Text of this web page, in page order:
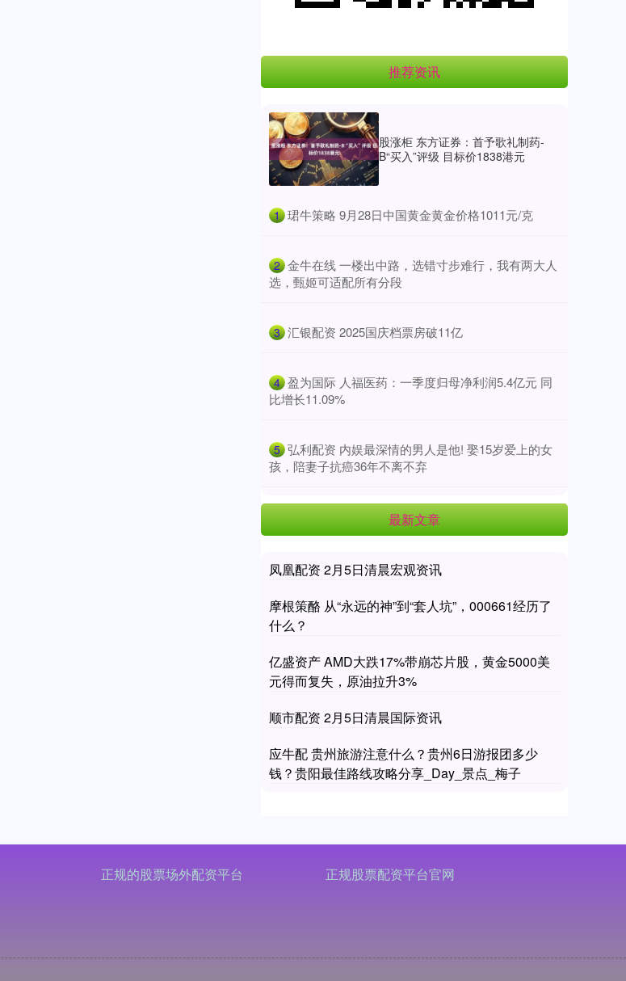
推荐资讯
股涨柜 东方证券：首予歌礼制药-
B“买入”评级 目标价1838港元
1 ​珺牛策略 9月28日中国黄金黄金价格1011元/克
2 ​金牛在线 一楼出中路，选错寸步难行，我有两大人
选，甄姬可适配所有分段
3 ​汇银配资 2025国庆档票房破11亿
4 ​盈为国际 人福医药：一季度归母净利润5.4亿元 同
比增长11.09%
5 ​弘利配资 内娱最深情的男人是他! 娶15岁爱上的女
孩，陪妻子抗癌36年不离不弃
最新文章
凤凰配资 2月5日清晨宏观资讯
摩根策酪 从“永远的神”到“套人坑”，000661经历了
什么？
亿盛资产 AMD大跌17%带崩芯片股，黄金5000美
元得而复失，原油拉升3%
顺市配资 2月5日清晨国际资讯
应牛配 贵州旅游注意什么？贵州6日游报团多少
钱？贵阳最佳路线攻略分享_Day_景点_梅子
正规的股票场外配资平台 正规股票配资平台官网